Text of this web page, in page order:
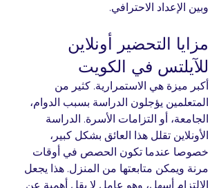
وبين الإعداد الاحترافي.
مزايا التحضير أونلاين
للآيلتس في الكويت
أكبر ميزة هي الاستمرارية. كثير من
المتعلمين يؤجلون الدراسة بسبب الدوام،
الجامعة، أو التزامات الأسرة. الدراسة
الأونلاين تقلل هذا العائق بشكل كبير،
خصوصا عندما تكون الحصص في أوقات
مرنة ويمكن متابعتها من المنزل. هذا يجعل
الالتزام أسهل، وهو عامل لا يقل أهمية عن